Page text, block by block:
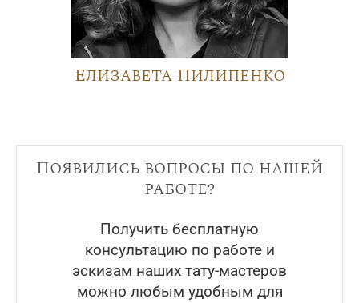
Елизавета Пилипенко
Появились вопросы по нашей
работе?
Получить бесплатную
консультацию по работе и
эскизам наших тату-мастеров
можно любым удобным для